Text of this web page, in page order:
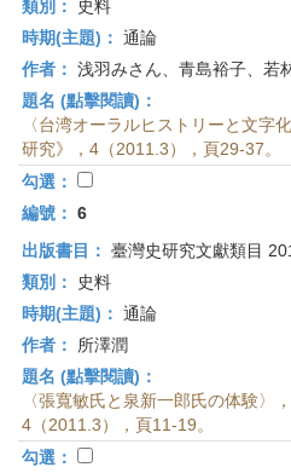
類別：
史料
時期(主題)： 通論
作者： 浅羽みさん、青島裕子、若
題名 (點擊閱讀)：
〈台湾オーラルヒストリーと文字
研究》，4（2011.3），頁29-37。
勾選：
編號： 6
出版書目： 臺灣史研究文獻類目
類別：
史料
時期(主題)： 通論
作者：
所澤潤
題名 (點擊閱讀)：
〈張寬敏氏と泉新一郎氏の体験〉
4（2011.3），頁11-19。
勾選：